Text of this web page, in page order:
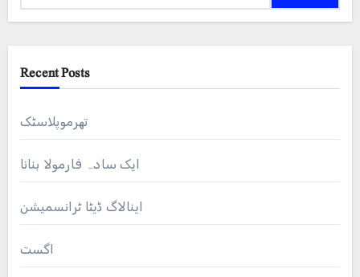
Recent Posts
تھرموپلاسٹک
ایک سادہ فارمولا بنانا
اینالاگ ڈیٹا ٹرانسمیشن
اگست